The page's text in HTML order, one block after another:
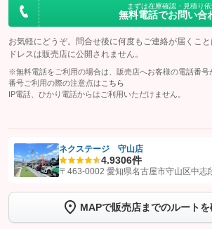
まずは在庫確認・見積り
無料電話でお問い合
お気軽にどうぞ。問合せ後に何度もご連絡が届くこ
ドレスは販売店に公開されません。
※無料電話をご利用の場合は、販売店へお客様の電話番号
番号ご利用の際の注意点は こちら
IP電話、ひかり電話からはご利用いただけません。
【STEP1】認証画面でグーネットを友だち追加して
トーク画面で
ボタンをタップして問い
完了してください。
ネクステージ 守山店
4.9306件
〒463-0002 愛知県名古屋市守山区中志
MAPで販売店までのルートを